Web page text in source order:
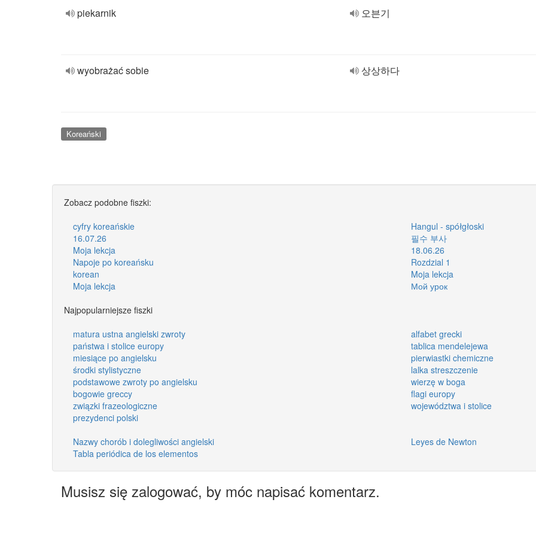
piekarnik 오븐기
wyobrażać sobie 상상하다
Koreański
Zobacz podobne fiszki:
cyfry koreańskie
Hangul - spółgłoski
16.07.26
필수 부사
Moja lekcja
18.06.26
Napoje po koreańsku
Rozdzial 1
korean
Moja lekcja
Moja lekcja
Мой урок
Najpopularniejsze fiszki
matura ustna angielski zwroty
alfabet grecki
państwa i stolice europy
tablica mendelejewa
miesiące po angielsku
pierwiastki chemiczne
środki stylistyczne
lalka streszczenie
podstawowe zwroty po angielsku
wierzę w boga
bogowie greccy
flagi europy
związki frazeologiczne
województwa i stolice
prezydenci polski
Nazwy chorób i dolegliwości angielski
Leyes de Newton
Tabla periódica de los elementos
Musisz się zalogować, by móc napisać komentarz.